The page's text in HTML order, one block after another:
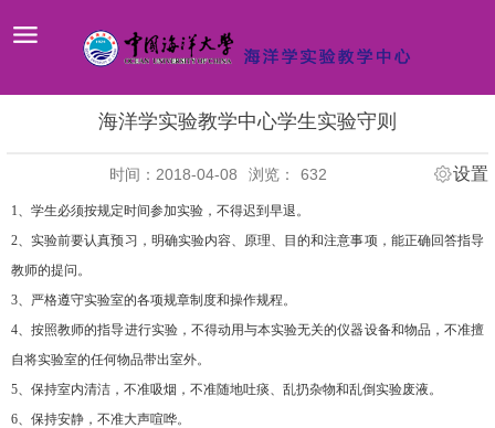
海洋学实验教学中心学生实验守则
时间：2018-04-08 浏览： 632 设置
1、学生必须按规定时间参加实验，不得迟到早退。
2、实验前要认真预习，明确实验内容、原理、目的和注意事项，能正确回答指导
教师的提问。
3、严格遵守实验室的各项规章制度和操作规程。
4、按照教师的指导进行实验，不得动用与本实验无关的仪器设备和物品，不准擅
自将实验室的任何物品带出室外。
5、保持室内清洁，不准吸烟，不准随地吐痰、乱扔杂物和乱倒实验废液。
6、保持安静，不准大声喧哗。